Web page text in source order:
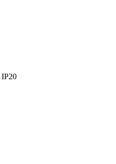
IP20